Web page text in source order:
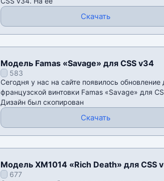
Скачать
Модель Famas «Savage» для CSS v34
583
Сегодня у нас на сайте появилось обновление
французской винтовки Famas «Savage» для
Дизайн был скопирован
Скачать
Модель XM1014 «Rich Death» для CSS
677